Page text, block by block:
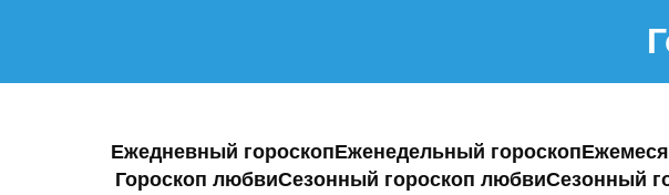
Ежедневный гороскопЕженедельный гороскоп
Гороскоп любвиСезонный гороскоп любвиСезонный